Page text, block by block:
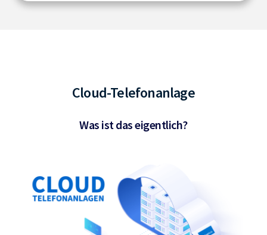
Cloud-Telefonanlage
Was ist das eigentlich?